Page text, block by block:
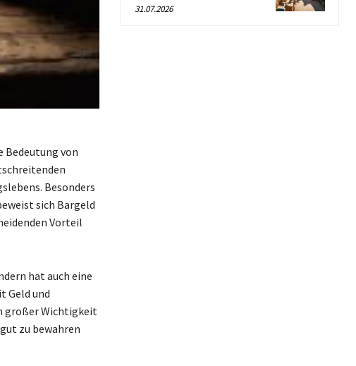
Bedeutung von
Besonders
sich Bargeld
Vorteil
hat auch eine
Geld und
großer Wichtigkeit
zu bewahren
31.07.2026